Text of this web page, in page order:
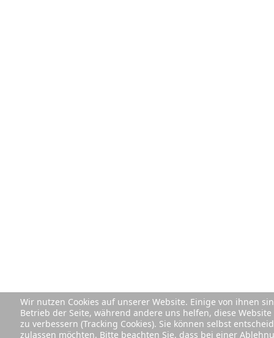
Wir nutzen Cookies auf unserer Website. Einige von ihnen
Betrieb der Seite, während andere uns helfen, diese
zu verbessern (Tracking Cookies). Sie können selbst
zulassen möchten. Bitte beachten Sie, dass bei einer